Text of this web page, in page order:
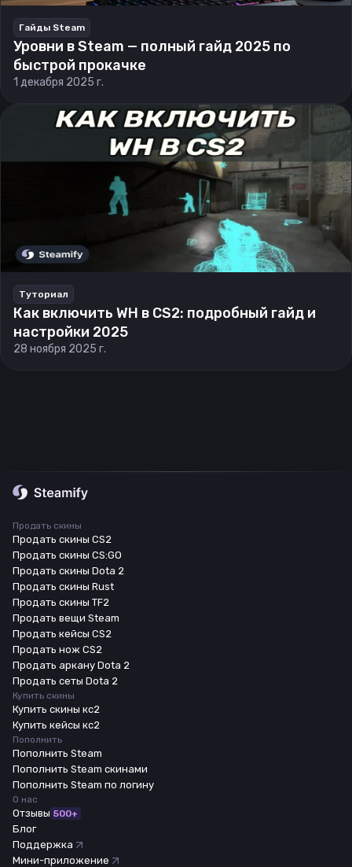
Гайды Steam
Уровни в Steam — полный гайд 2025 по
быстрой прокачке
1 декабря 2025 г.
Туториал
Как включить WH в CS2: подробный гайд и
настройки 2025
28 ноября 2025 г.
Продать скины
Продать скины CS2
Продать скины CS:GO
Продать скины Dota 2
Продать скины Rust
Продать скины TF2
Продать вещи Steam
Продать кейсы CS2
Продать нож CS2
Продать аркану Dota 2
Продать сеты Dota 2
Купить скины
Купить скины кс2
Купить кейсы кс2
Пополнить
Пополнить Steam
Пополнить Steam скинами
Пополнить Steam по логину
О нас
Отзывы 500+
Блог
Поддержка
Мини-приложение